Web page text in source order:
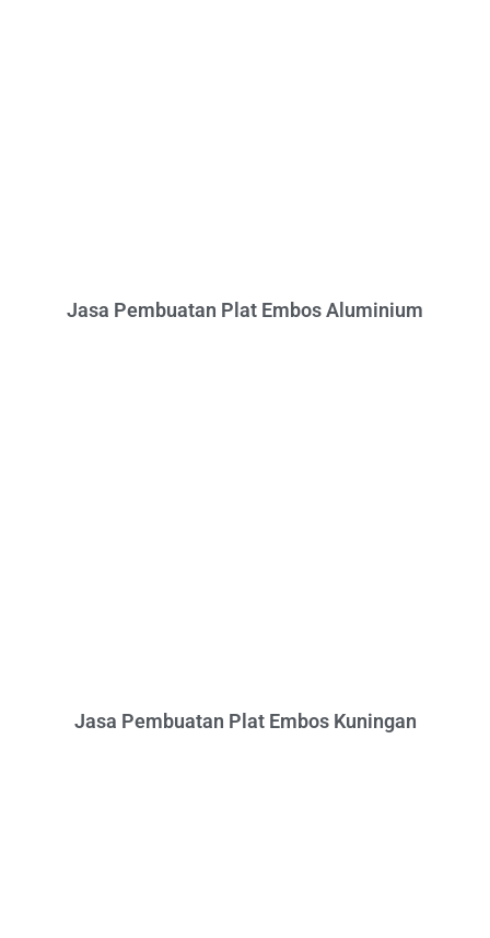
Jasa Pembuatan Plat Embos Aluminium
Jasa Pembuatan Plat Embos Kuningan